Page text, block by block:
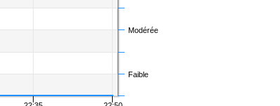
Faible
Modérée